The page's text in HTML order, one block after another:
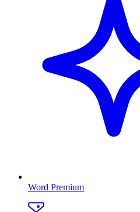
Word Premium